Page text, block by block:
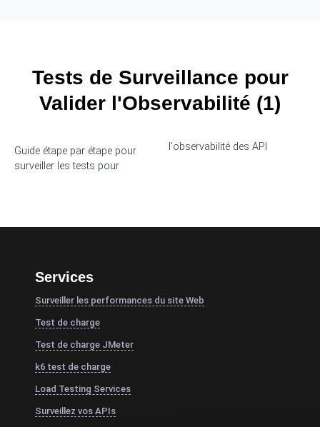
Tests de Surveillance pour
Valider l'Observabilité (1)
Guide étape par étape pour
surveiller les tests pour
l'observabilité des API
Services
Surveiller les performances du site Web
Test de charge
Test de charge JMeter
k6 test de charge
Load Testing Services
Surveillez vos APIs